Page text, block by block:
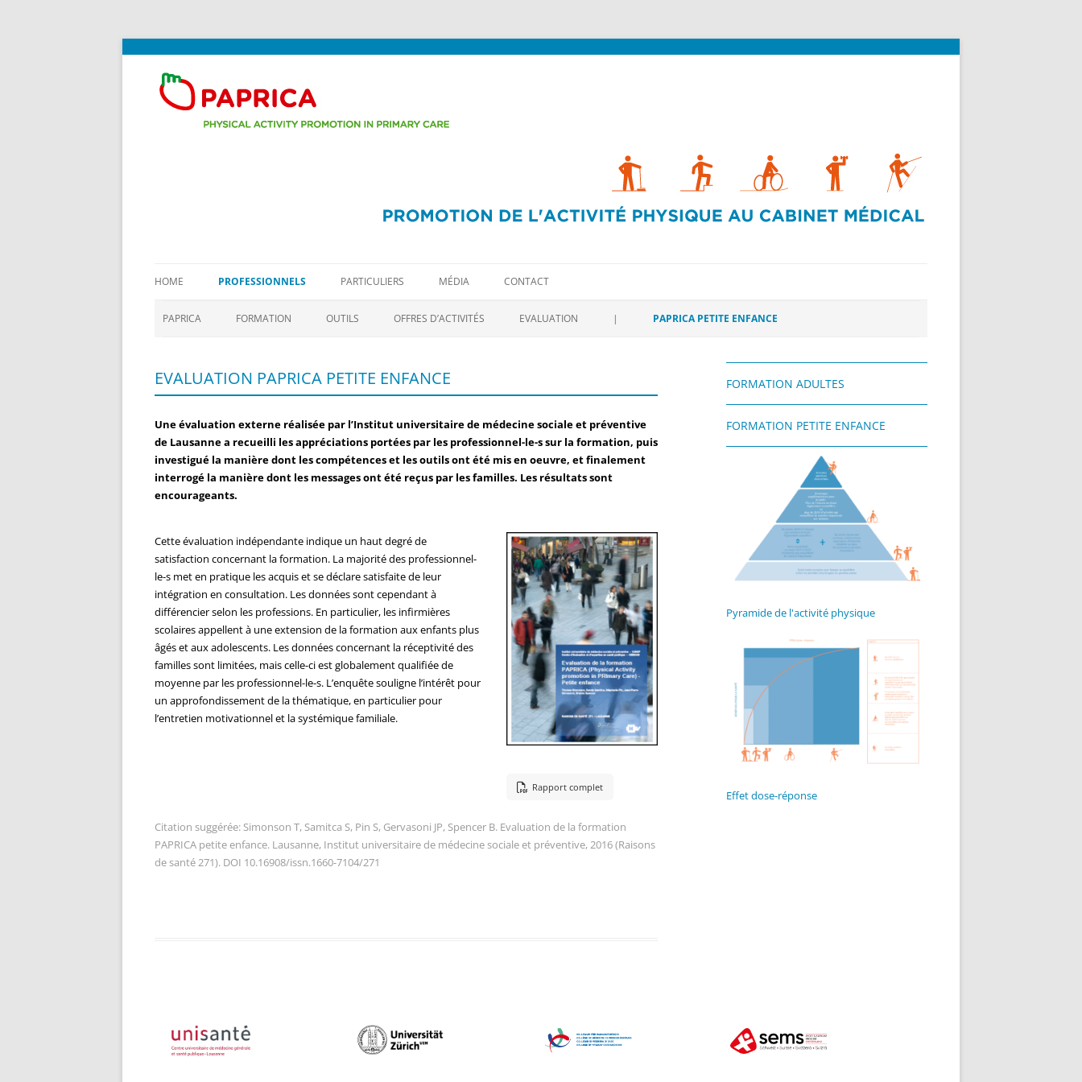
PAPRICA au
HOME PROFESSIONNELS PARTICULIERS MÉDIA CONTACT
au
PAPRICA FORMATION
INSCRIPTION
OUTILS
BROCHURE PATIENTS
OUTILS COMPLÉMENTAIRES
LIENS SPÉCIALISÉS
DOCUMENTS SPÉCIALISÉS
OFFRES D’ACTIVITÉS EVALUATION | PAPRICA PETITE ENFANCE
FORMATION PETITE ENFANCE DATES
RECOMMANDATIONS
EVALUATION PAPRICA PETITE ENFANCE
Une évaluation externe réalisée par l’Institut universitaire de médecine sociale et préventive
de Lausanne a recueilli les appréciations portées par les professionnel-le-s sur la formation, puis
investigué la manière dont les compétences et les outils ont été mis en oeuvre, et finalement
interrogé la manière dont les messages ont été reçus par les familles. Les résultats sont
encourageants.
Cette évaluation indépendante indique un haut degré de
satisfaction concernant la formation. La majorité des professionnel-
le-s met en pratique les acquis et se déclare satisfaite de leur
intégration en consultation. Les données sont cependant à
différencier selon les professions. En particulier, les infirmières
scolaires appellent à une extension de la formation aux enfants plus
âgés et aux adolescents. Les données concernant la réceptivité des
familles sont limitées, mais celle-ci est globalement qualifiée de
moyenne par les professionnel-le-s. L’enquête souligne l’intérêt pour
un approfondissement de la thématique, en particulier pour
l’entretien motivationnel et la systémique familiale.
Rapport complet
Citation suggérée: Simonson T, Samitca S, Pin S, Gervasoni JP, Spencer B. Evaluation de la formation
PAPRICA petite enfance. Lausanne, Institut universitaire de médecine sociale et préventive, 2016 (Raisons
de santé 271). DOI 10.16908/issn.1660-7104/271
FORMATION ADULTES
FORMATION PETITE ENFANCE
Pyramide de l'activité physique
Effet dose-réponse